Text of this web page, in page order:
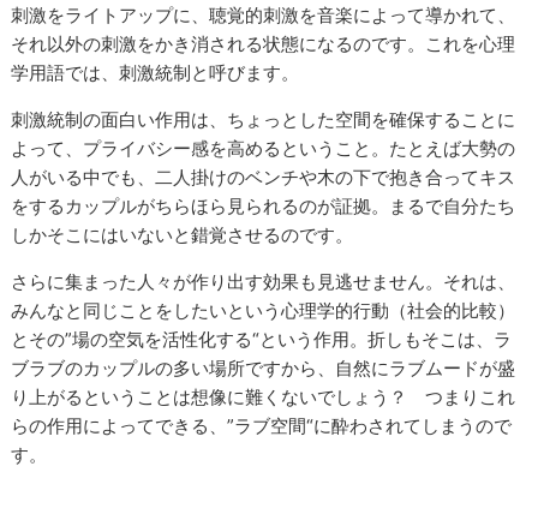
刺激をライトアップに、聴覚的刺激を音楽によって導かれて、
それ以外の刺激をかき消される状態になるのです。これを心理
学用語では、刺激統制と呼びます。
刺激統制の面白い作用は、ちょっとした空間を確保することに
よって、プライバシー感を高めるということ。たとえば大勢の
人がいる中でも、二人掛けのベンチや木の下で抱き合ってキス
をするカップルがちらほら見られるのが証拠。まるで自分たち
しかそこにはいないと錯覚させるのです。
さらに集まった人々が作り出す効果も見逃せません。それは、
みんなと同じことをしたいという心理学的行動（社会的比較）
とその”場の空気を活性化する“という作用。折しもそこは、ラ
ブラブのカップルの多い場所ですから、自然にラブムードが盛
り上がるということは想像に難くないでしょう？ つまりこれ
らの作用によってできる、”ラブ空間“に酔わされてしまうので
す。